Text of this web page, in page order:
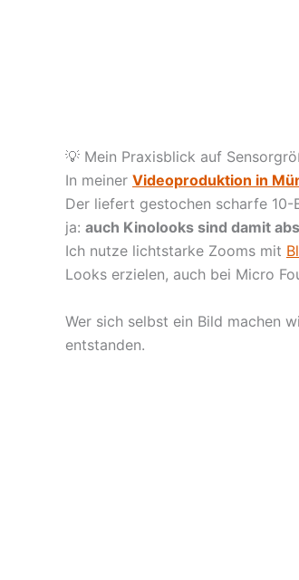
💡 Mein Praxisblick auf
In meiner Videoproduktion in
Der liefert gestochen scharfe 10-
ja: auch Kinolooks sind damit
Ich nutze lichtstarke Zooms mit
Looks erzielen, auch bei Micro
Wer sich selbst ein Bild machen
entstanden.